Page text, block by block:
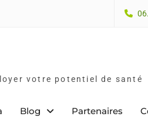
votre potentiel de santé
Blog Partenaires